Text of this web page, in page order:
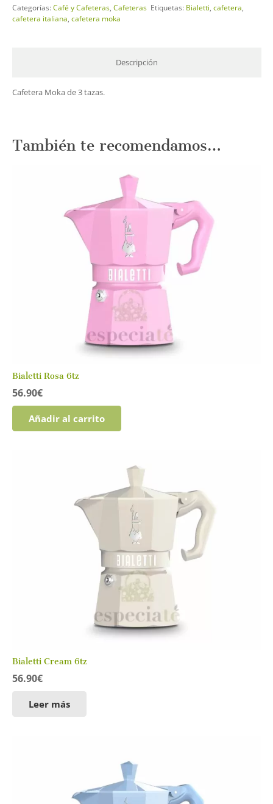
3tz
Categorías:Café y Cafeteras, Cafeteras Etiquetas: Bialetti ,cafetera
cafetera italiana cafetera moka
Descripción
Cafetera Moka de 3 tazas.
También te recomendamos…
Bialetti Rosa 6tz
56.90€
Añadir al carrito
Bialetti Cream 6tz
56.90€
Leer más